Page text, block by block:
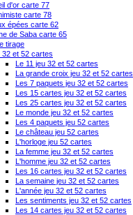
d'or carte 77
carte 78
épées carte 62
de Saba carte 65
tirage
32 et 52 cartes
Le 11 jeu 32 et 52 cartes
La grande croix jeu 32 et 52 cartes
Les 7 paquets jeu 32 et 52 cartes
Les 15 cartes jeu 32 et 52 cartes
Les 25 cartes jeu 32 et 52 cartes
Le monde jeu 32 et 52 cartes
Les 4 paquets jeu 52 cartes
Le château jeu 52 cartes
L'horloge jeu 52 cartes
La femme jeu 32 et 52 cartes
L'homme jeu 32 et 52 cartes
Les 16 cartes jeu 32 et 52 cartes
La semaine jeu 32 et 52 cartes
L'année jeu 32 et 52 cartes
Les sentiments jeu 32 et 52 cartes
Les 14 cartes jeu 32 et 52 cartes